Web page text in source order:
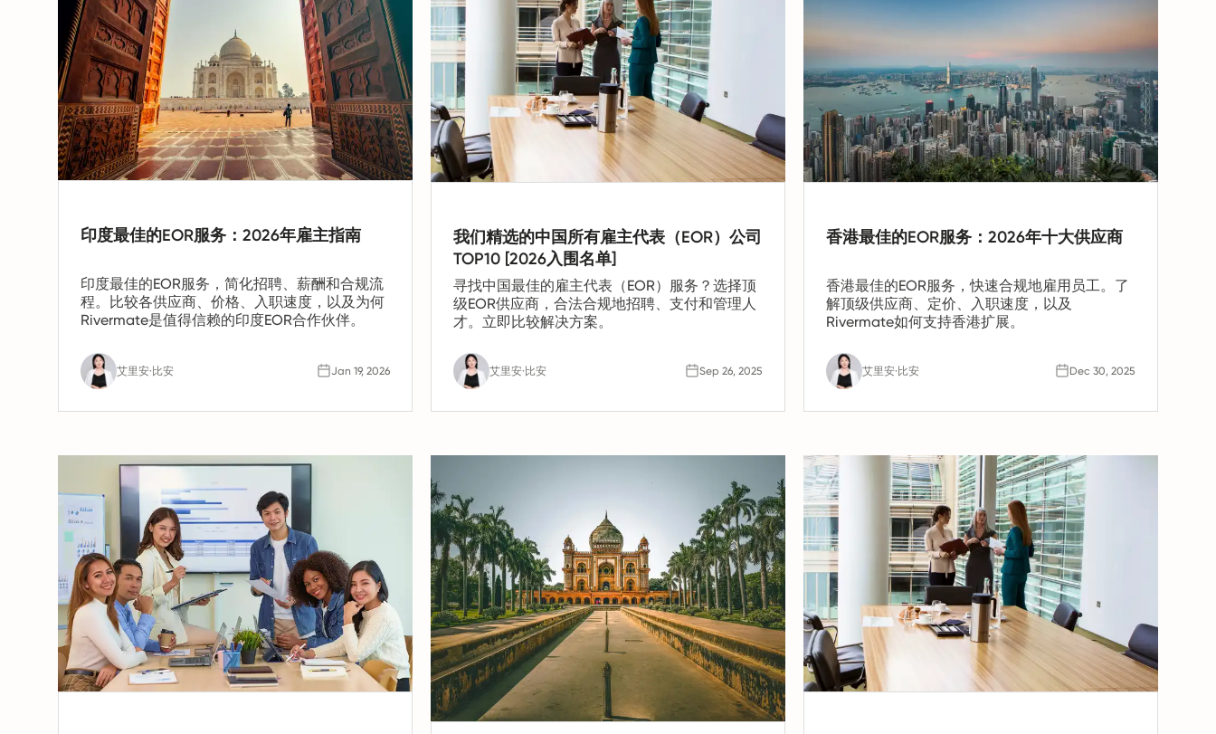
印度最佳的EOR服务：2026年雇主指南
印度最佳的EOR服务，简化招聘、薪酬和合规流
程。比较各供应商、价格、入职速度，以及为何
Rivermate是值得信赖的印度EOR合作伙伴。
艾里安·比安 Jan 19, 2026
我们精选的中国所有雇主代表（EOR）公司
TOP10 [2026入围名单]
寻找中国最佳的雇主代表（EOR）服务？选择顶
级EOR供应商，合法合规地招聘、支付和管理人
才。立即比较解决方案。
艾里安·比安 Sep 26, 2025
香港最佳的EOR服务：2026年十大供应商
香港最佳的EOR服务，快速合规地雇用员工。了
解顶级供应商、定价、入职速度，以及
Rivermate如何支持香港扩展。
艾里安·比安 Dec 30, 2025